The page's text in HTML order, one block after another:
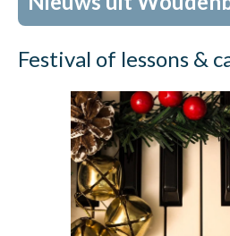
Festival of lessons &